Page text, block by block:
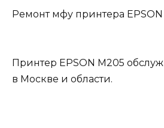
Ремонт мфу принтера EPSON
Принтер EPSON M205
в Москве и области.